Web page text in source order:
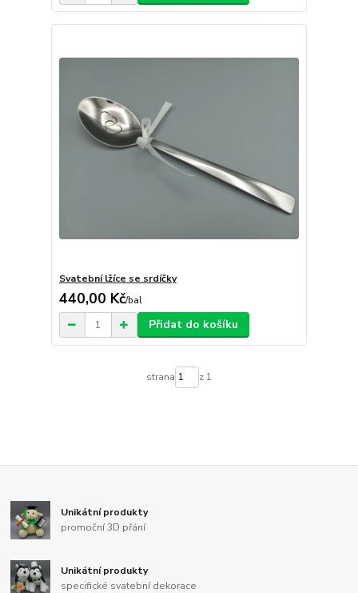
Svatební lžíce se srdíčky
440,00 Kč/bal
Přidat do košíku
strana z 1
Unikátní produkty
promoční 3D přání
Unikátní produkty
specifické svatební dekorace